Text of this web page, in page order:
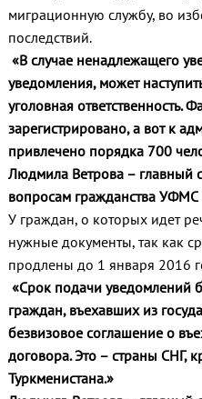
миграционную службу, во
последствий.
«В случае ненадлежащего
уведомления, может
уголовная ответственность.
зарегистрировано, а вот к
привлечено порядка 700
Людмила Ветрова – главный
вопросам гражданства УФМС
У граждан, о которых идет
нужные документы, так как
продлены до 1 января 2016
«Срок подачи уведомлений
граждан, въехавших из
безвизовое соглашение о
договора. Это – страны СНГ,
Туркменистана.»